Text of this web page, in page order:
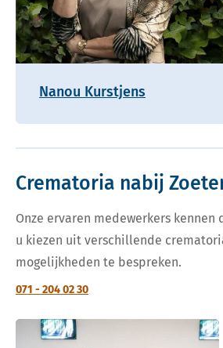
Nanou Kurstjens
Crematoria nabij
Onze ervaren medewerkers kennen
u kiezen uit verschillende
mogelijkheden te bespreken.
071 - 204 02 30